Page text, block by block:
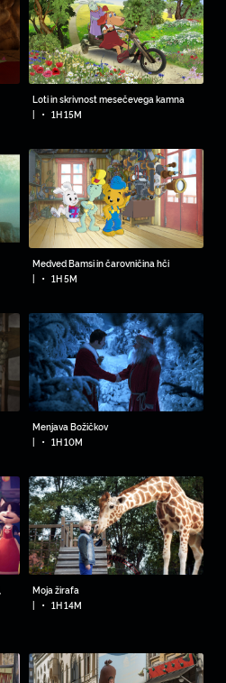
Loti in skrivnost mesečevega kamna
• 1H 15M
Medved Bamsi in čarovničina hči
|
• 1H 5M
Menjava Božičkov
|
• 1H 10M
Moja žirafa
• 1H 14M